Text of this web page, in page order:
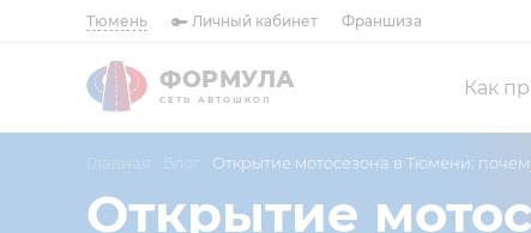
Тюмень Личный кабинет Франшиза
ФОРМУЛА
СЕТЬ АВТОШКОЛ
Как
Главная Блог Открытие мотосезона в Тюмени:
Открытие